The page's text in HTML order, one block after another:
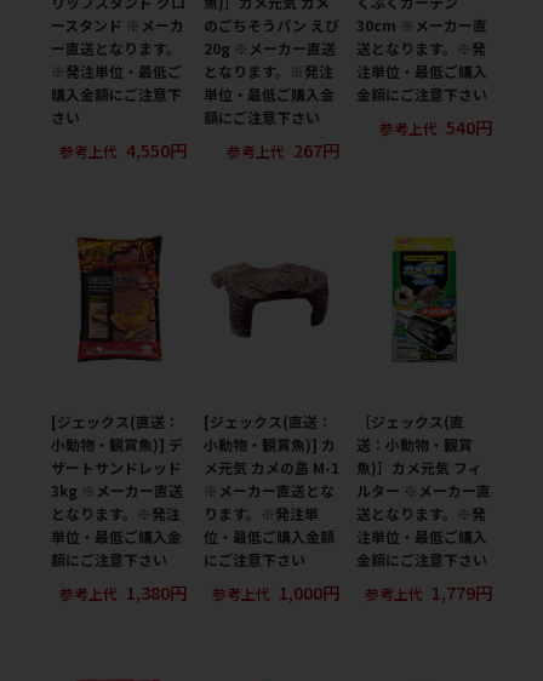
ースタンド ※メーカ
ー直送となります。
※発注単位・最低ご
購入金額にご注意下
さい
参考上代 4,550円
のごちそうパン えび
20g ※メーカー直送
となります。※発注
単位・最低ご購入金
額にご注意下さい
参考上代 267円
30cm ※メーカー直
送となります。※発
注単位・最低ご購入
金額にご注意下さい
参考上代 540円
[ジェックス(直送：
小動物・観賞魚)] デ
ザートサンドレッド
3kg ※メーカー直送
となります。※発注
単位・最低ご購入金
額にご注意下さい
参考上代 1,380円
[ジェックス(直送：
小動物・観賞魚)] カ
メ元気 カメの島 M-1
※メーカー直送とな
ります。※発注単
位・最低ご購入金額
にご注意下さい
参考上代 1,000円
［ジェックス(直
送：小動物・観賞
魚)］カメ元気 フィ
ルター ※メーカー直
送となります。※発
注単位・最低ご購入
金額にご注意下さい
参考上代 1,779円